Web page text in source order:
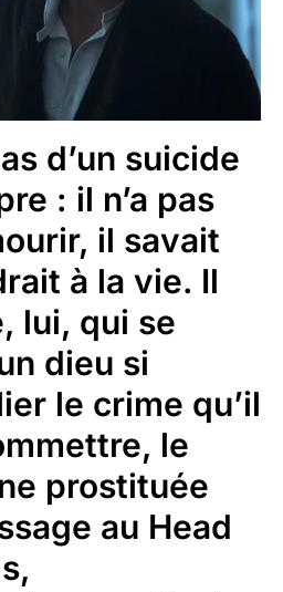
d’un suicide
: il n’a pas
il savait
à la vie. Il
lui, qui se
dieu si
le crime qu’il
le
prostituée
au Head
,